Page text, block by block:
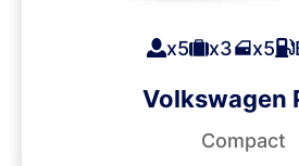
x5 x3 x5
Volkswagen
Compact